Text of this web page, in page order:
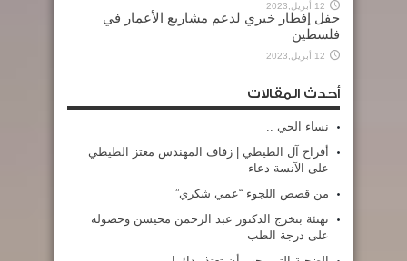
12 أبريل,2023
حفل إفطار خيري لدعم مشاريع الأعمار في
فلسطين
12 أبريل,2023
أحدث المقالات
نساء الحي ..
أفراح آل الطيطي | زفاف المهندس معتز الطيطي
على الآنسة دعاء
من قصص اللجوء “عمي شكري”
تهنئة بتخرج الدكتور عبد الرحمن محيسن وحصوله
على درجة الطب